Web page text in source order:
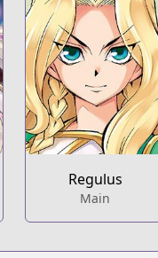
Regulus
Main